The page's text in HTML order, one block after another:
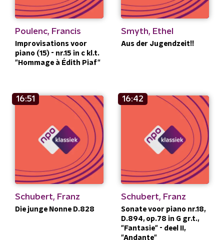
Poulenc, Francis
Improvisations voor
piano (15) - nr.15 in c kl.t.
"Hommage à Édith Piaf"
Smyth, Ethel
Aus der Jugendzeit!!
16:51
Schubert, Franz
Die junge Nonne D.828
16:42
Schubert, Franz
Sonate voor piano nr.18,
D.894, op.78 in G gr.t.,
"Fantasie" - deel II,
"Andante"